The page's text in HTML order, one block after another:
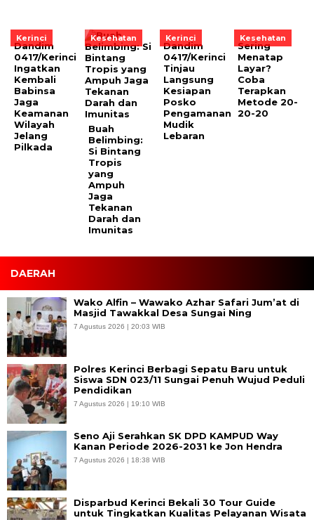
Kerinci
Dandim
0417/Kerinci
Ingatkan
Kembali
Babinsa
Jaga
Keamanan
Wilayah
Jelang
Pilkada
Kesehatan
Buah
Belimbing:
Si Bintang
Tropis
yang
Ampuh
Jaga
Tekanan
Darah dan
Imunitas
Kerinci
Dandim
0417/Kerinci
Tinjau
Langsung
Kesiapan
Posko
Pengamanan
Mudik
Lebaran
Kesehatan
Sering
Menatap
Layar?
Coba
Terapkan
Metode 20-
20-20
DAERAH
Wako Alfin – Wawako Azhar Safari Jum’at di
Masjid Tawakkal Desa Sungai Ning
7 Agustus 2026 | 20:03 WIB
Polres Kerinci Berbagi Sepatu Baru untuk
Siswa SDN 023/11 Sungai Penuh Wujud Peduli
Pendidikan
7 Agustus 2026 | 19:10 WIB
Seno Aji Serahkan SK DPD KAMPUD Way
Kanan Periode 2026-2031 ke Jon Hendra
7 Agustus 2026 | 18:38 WIB
Disparbud Kerinci Bekali 30 Tour Guide
untuk Tingkatkan Kualitas Pelayanan Wisata